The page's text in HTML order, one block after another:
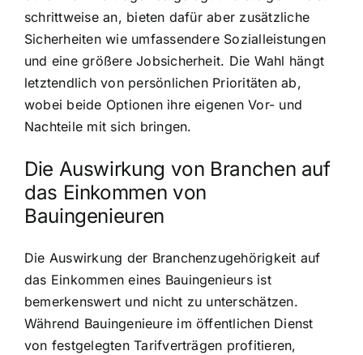
schrittweise an, bieten dafür aber zusätzliche
Sicherheiten wie umfassendere Sozialleistungen
und eine größere Jobsicherheit. Die Wahl hängt
letztendlich von persönlichen Prioritäten ab,
wobei beide Optionen ihre eigenen Vor- und
Nachteile mit sich bringen.
Die Auswirkung von Branchen auf
das Einkommen von
Bauingenieuren
Die Auswirkung der Branchenzugehörigkeit auf
das Einkommen eines Bauingenieurs ist
bemerkenswert und nicht zu unterschätzen.
Während Bauingenieure im öffentlichen Dienst
von festgelegten Tarifverträgen profitieren,